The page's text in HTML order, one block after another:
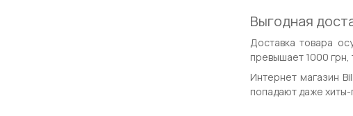
Выгодная
Доставка товара
превышает 1000 грн,
Интернет магазин
попадают даже